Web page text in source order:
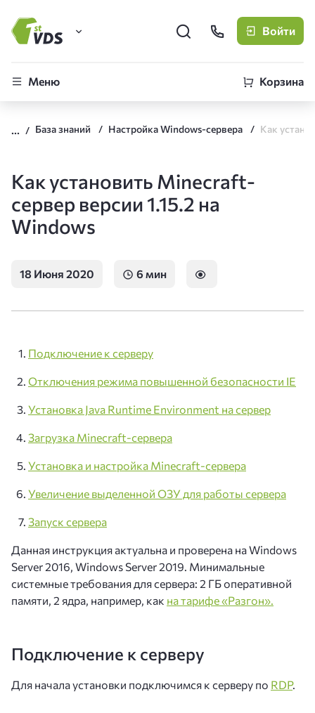
FirstVDS (вы здесь)
CLO
Войти
Меню Корзина
База знаний Настройка Windows-сервера
Как установить Minecraft-
сервер версии 1.15.2 на
Windows
18 Июня 2020 6 мин
Подключение к серверу
Отключения режима повышенной безопасности IE
Установка Java Runtime Environment на сервер
Загрузка Minecraft-сервера
Установка и настройка Minecraft-сервера
Увеличение выделенной ОЗУ для работы сервера
Запуск сервера
Данная инструкция актуальна и проверена на Windows
Server 2016, Windows Server 2019. Минимальные
системные требования для сервера: 2 ГБ оперативной
памяти, 2 ядра, например, как на тарифе «Разгон».
Подключение к серверу
Для начала установки подключимся к серверу по RDP.